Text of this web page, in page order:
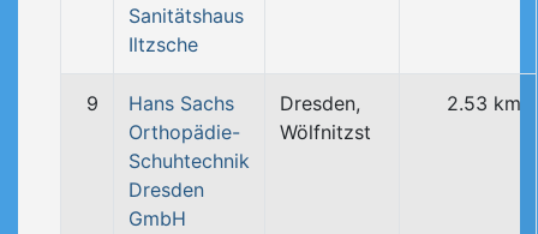
Sanitätshaus
Iltzsche
9
Hans Sachs
Orthopädie-
Schuhtechnik
Dresden
GmbH
Dresden,
Wölfnitzst
2.53 km